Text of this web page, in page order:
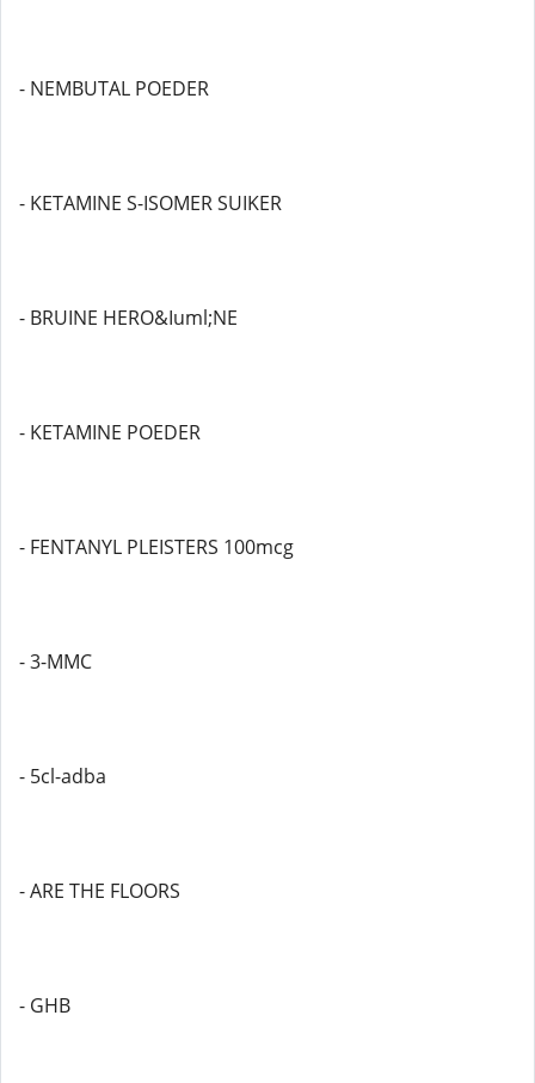
- NEMBUTAL POEDER
- KETAMINE S-ISOMER SUIKER
- BRUINE HERO&Iuml;NE
- KETAMINE POEDER
- FENTANYL PLEISTERS 100mcg
- 3-MMC
- 5cl-adba
- ARE THE FLOORS
- GHB